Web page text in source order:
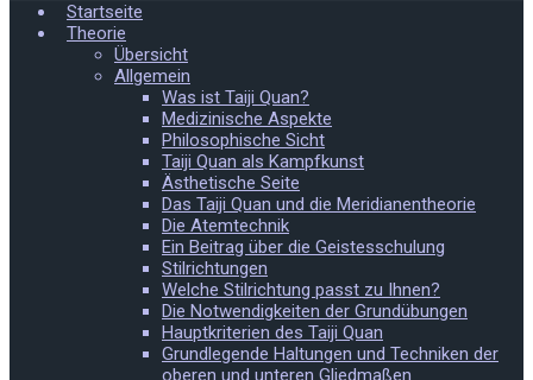
Startseite
Theorie
Übersicht
Allgemein
Was ist Taiji Quan?
Medizinische Aspekte
Philosophische Sicht
Taiji Quan als Kampfkunst
Ästhetische Seite
Das Taiji Quan und die Meridianentheorie
Die Atemtechnik
Ein Beitrag über die Geistesschulung
Stilrichtungen
Welche Stilrichtung passt zu Ihnen?
Die Notwendigkeiten der Grundübungen
Hauptkriterien des Taiji Quan
Grundlegende Haltungen und Techniken der
oberen und unteren Gliedmaßen